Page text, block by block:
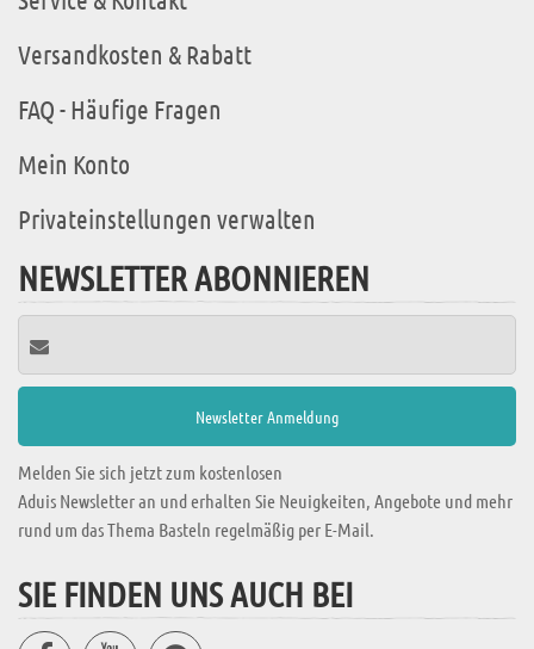
Versandkosten & Rabatt
FAQ - Häufige Fragen
Mein Konto
Privateinstellungen verwalten
NEWSLETTER ABONNIEREN
Melden Sie sich jetzt zum kostenlosen
Aduis Newsletter an und erhalten Sie Neuigkeiten, Angebote und mehr
rund um das Thema Basteln regelmäßig per E-Mail.
SIE FINDEN UNS AUCH BEI